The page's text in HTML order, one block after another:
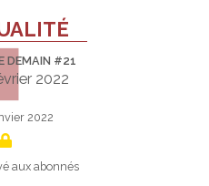
DEMAIN #21
2022
2022
aux abonnés